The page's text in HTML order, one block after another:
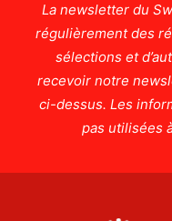
La newsletter du
régulièrement des
sélections et
recevoir notre
ci-dessus. Les
pas utilisées